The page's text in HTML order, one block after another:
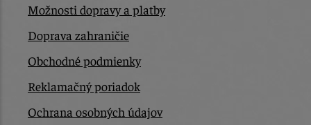
Možnosti dopravy a platby
Doprava zahraničie
Obchodné podmienky
Reklamačný poriadok
Ochrana osobných údajov